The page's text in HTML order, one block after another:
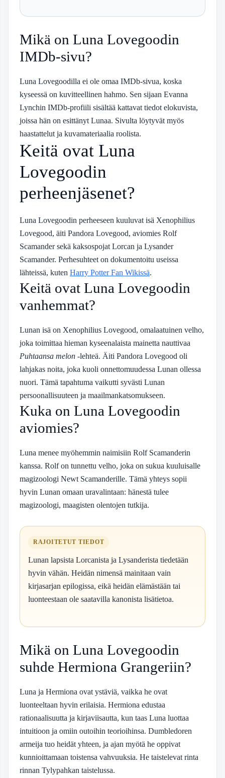
Mikä on Luna Lovegoodin
IMDb-sivu?
Luna Lovegoodilla ei ole omaa IMDb-sivua, koska
kyseessä on kuvitteellinen hahmo. Sen sijaan Evanna
Lynchin IMDb-profiili sisältää kattavat tiedot elokuvista,
joissa hän on esittänyt Lunaa. Sivulta löytyvät myös
haastattelut ja kuvamateriaalia roolista.
Keitä ovat Luna
Lovegoodin
perheenjäsenet?
Luna Lovegoodin perheeseen kuuluvat isä Xenophilius
Lovegood, äiti Pandora Lovegood, aviomies Rolf
Scamander sekä kaksospojat Lorcan ja Lysander
Scamander. Perhesuhteet on dokumentoitu useissa
lähteissä, kuten Harry Potter Fan Wikissä.
Keitä ovat Luna Lovegoodin
vanhemmat?
Lunan isä on Xenophilius Lovegood, omalaatuinen velho,
joka toimittaa hieman kyseenalaista mainetta nauttivaa
Puhtaansa melon -lehteä. Äiti Pandora Lovegood oli
lahjakas noita, joka kuoli onnettomuudessa Lunan ollessa
nuori. Tämä tapahtuma vaikutti syvästi Lunan
persoonallisuuteen ja maailmankatsomukseen.
Kuka on Luna Lovegoodin
aviomies?
Luna menee myöhemmin naimisiin Rolf Scamanderin
kanssa. Rolf on tunnettu velho, joka on sukua kuuluisalle
magizoologi Newt Scamanderille. Tämä yhteys sopii
hyvin Lunan omaan uravalintaan: hänestä tulee
magizoologi, maagisten olentojen tutkija.
RAJOITETUT TIEDOT
Lunan lapsista Lorcanista ja Lysanderista tiedetään
hyvin vähän. Heidän nimensä mainitaan vain
kirjasarjan epilogissa, eikä heidän elämästään tai
luonteestaan ole saatavilla kanonista lisätietoa.
Mikä on Luna Lovegoodin
suhde Hermiona Grangeriin?
Luna ja Hermiona ovat ystäviä, vaikka he ovat
luonteeltaan hyvin erilaisia. Hermiona edustaa
rationaalisuutta ja kirjaviisautta, kun taas Luna luottaa
intuitioon ja omiin outoihin teorioihinsa. Dumbledoren
armeija tuo heidät yhteen, ja ajan myötä he oppivat
kunnioittamaan toistensa vahvuuksia. He taistelevat rinta
rinnan Tylypahkan taistelussa.